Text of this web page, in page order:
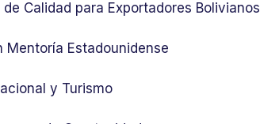
Calidad para Exportadores Bolivianos
Estadounidense
y Turismo